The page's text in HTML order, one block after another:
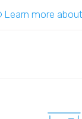
Learn more